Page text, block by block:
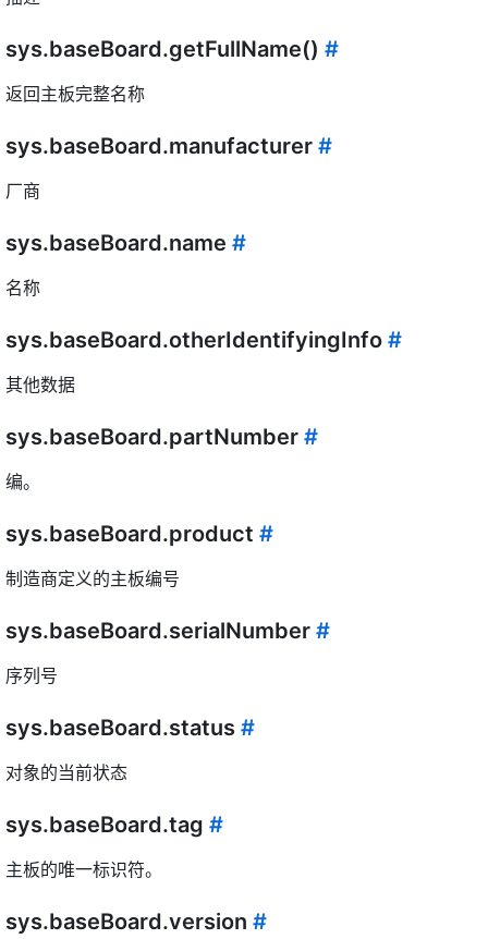
sys.baseBoard.getFullName() #
返回主板完整名称
sys.baseBoard.manufacturer #
厂商
sys.baseBoard.name #
名称
sys.baseBoard.otherIdentifyingInfo #
其他数据
sys.baseBoard.partNumber #
编。
sys.baseBoard.product #
制造商定义的主板编号
sys.baseBoard.serialNumber #
序列号
sys.baseBoard.status #
对象的当前状态
sys.baseBoard.tag #
主板的唯一标识符。
sys.baseBoard.version #